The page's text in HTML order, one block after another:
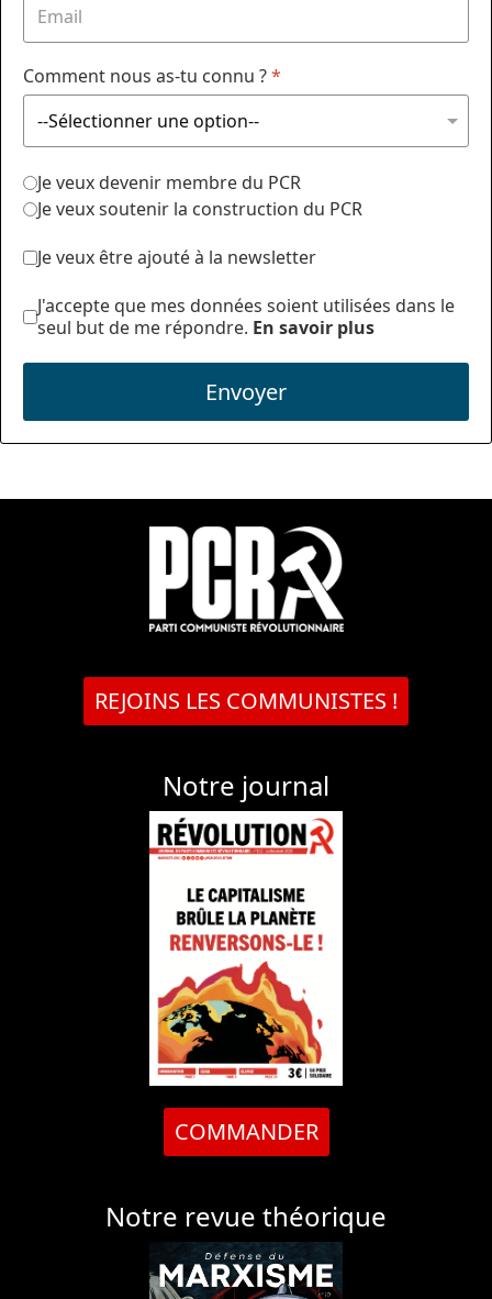
Comment nous as-tu connu ?*
Je veux devenir membre du PCR
Je veux soutenir la construction du PCR
Je veux être ajouté à la newsletter
J'accepte que mes données soient utilisées dans le
seul but de me répondre. En savoir plus
Envoyer
REJOINS LES COMMUNISTES !
Notre journal
COMMANDER
Notre revue théorique